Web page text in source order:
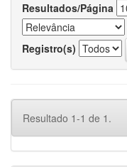
Resultados/Página
Registro(s)
Resultado 1-1 de 1.